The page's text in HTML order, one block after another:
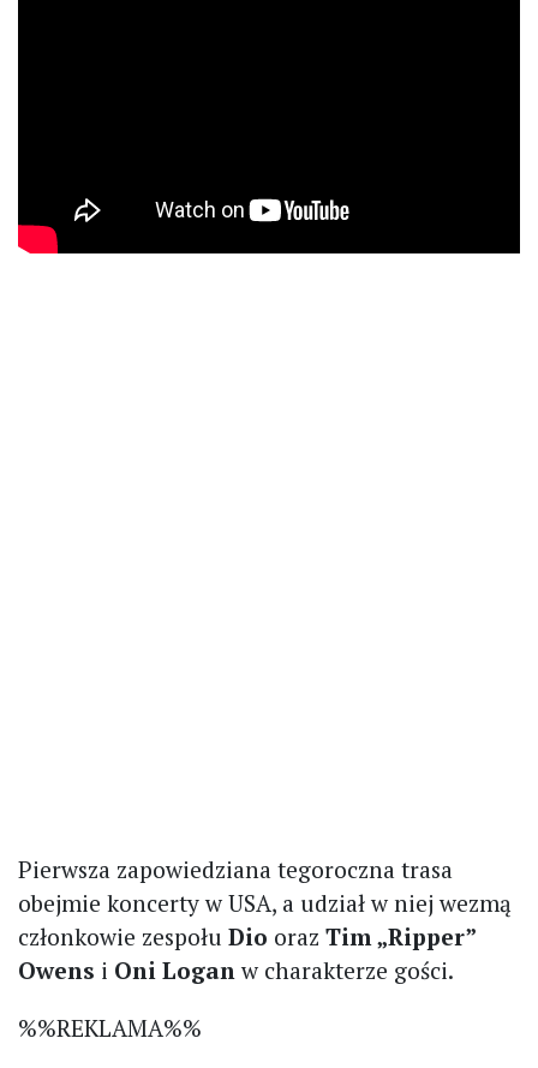
Pierwsza zapowiedziana tegoroczna trasa
obejmie koncerty w USA, a udział w niej wezmą
członkowie zespołu Dio oraz Tim „Ripper”
Owens i Oni Logan w charakterze gości.
%%REKLAMA%%